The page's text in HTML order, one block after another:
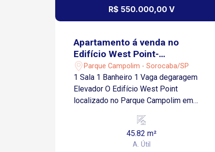
R$ 550.000,00 V
Apartamento á venda no
Edifício West Point-
Sorocaba/SP
Parque Campolim - Sorocaba/SP
1 Sala 1 Banheiro 1 Vaga degaragem
Elevador O Edifício West Point
localizado no Parque Campolim em
abriga principalmente salas e conjuntos
comerciais, além de estruturas de
apoio corporativo e serviços variados.
45.82 m²
A. Útil